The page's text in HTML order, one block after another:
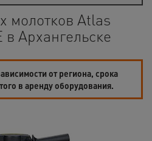
молотков Atlas
в Архангельске
от региона, срока
в аренду оборудования.